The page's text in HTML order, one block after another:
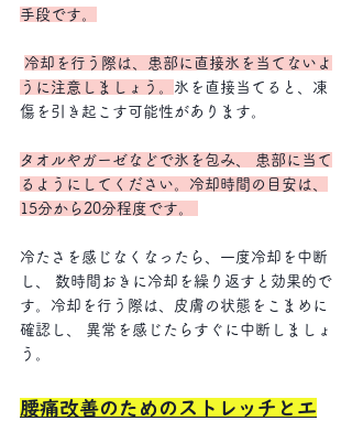
手段です。
冷却を行う際は、患部に直接氷を当てないよ
うに注意しましょう。 氷を直接当てると、凍
傷を引き起こす可能性があります。
タオルやガーゼなどで氷を包み、 患部に当て
るようにしてください。冷却時間の目安は、
15分から20分程度です。
冷たさを感じなくなったら、一度冷却を中断
し、 数時間おきに冷却を繰り返すと効果的で
す。冷却を行う際は、皮膚の状態をこまめに
確認し、 異常を感じたらすぐに中断しましょ
う。
腰痛改善のためのストレッチとエ